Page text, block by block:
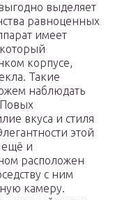
выделяет
равноценных
имеет
корпусе,
Такие
наблюдать
вкуса и стиля
этой
ещё и
расположен
с ним
камеру.